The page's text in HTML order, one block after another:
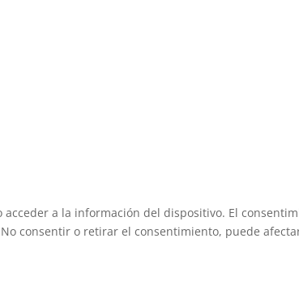
a la información del dispositivo. El
consentir o retirar el consentimiento, puede